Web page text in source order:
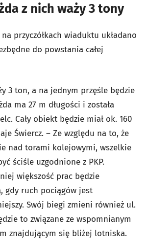
z nich waży 3 tony
przyczółkach wiaduktu układano
do powstania całej
3 ton, a na jednym przęśle będzie
ma 27 m długości i została
Cały obiekt będzie miał ok. 160
Świercz. – Ze względu na to, że
nad torami kolejowymi, wszelkie
ściśle uzgodnione z PKP.
większość prac będzie
gdy ruch pociągów jest
Swój biegi zmieni również ul.
to związane ze wspomnianym
znajdującym się bliżej lotniska.